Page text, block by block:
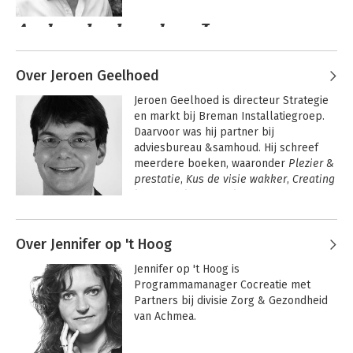
Andere boeken door Jeroen
Kemperman
Briljante
Over Jeroen Geelhoed
Jeroen Geelhoed is directeur Strategie
en markt bij Breman Installatiegroep.
Daarvoor was hij partner bij
adviesbureau &samhoud. Hij schreef
meerdere boeken, waaronder Plezier &
prestatie, Kus de visie wakker, Creating
Geelhoed
Over Jennifer op 't Hoog
Jennifer op 't Hoog is
Programmamanager Cocreatie met
Partners bij divisie Zorg & Gezondheid
van Achmea.